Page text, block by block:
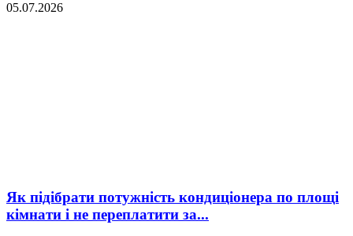
05.07.2026
Як підібрати потужність кондиціонера по площі
кімнати і не переплатити за...